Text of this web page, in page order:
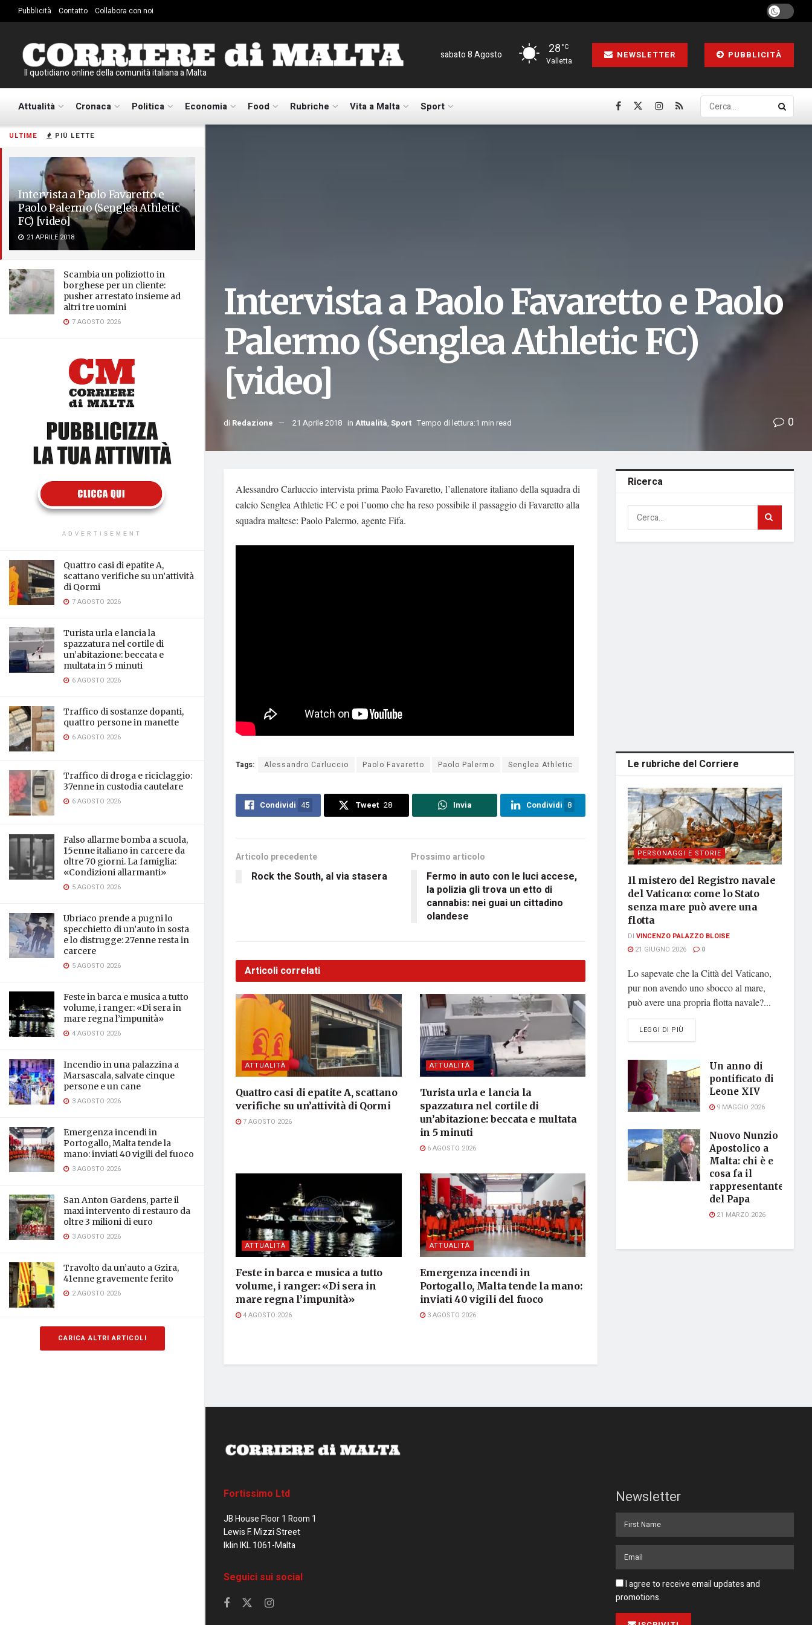
ULTIME PIÙ LETTE
Intervista a Paolo Favaretto e
Paolo Palermo (Senglea Athletic
FC) [video]
21 APRILE 2018
Scambia un poliziotto in
borghese per un cliente:
pusher arrestato insieme ad
altri tre uomini
7 AGOSTO 2026
ADVERTISEMENT
Quattro casi di epatite A,
scattano verifiche su un’attività
di Qormi
7 AGOSTO 2026
Turista urla e lancia la
spazzatura nel cortile di
un’abitazione: beccata e
multata in 5 minuti
6 AGOSTO 2026
Traffico di sostanze dopanti,
quattro persone in manette
6 AGOSTO 2026
Traffico di droga e riciclaggio:
37enne in custodia cautelare
6 AGOSTO 2026
Falso allarme bomba a scuola,
15enne italiano in carcere da
oltre 70 giorni. La famiglia:
«Condizioni allarmanti»
5 AGOSTO 2026
Ubriaco prende a pugni lo
specchietto di un’auto in sosta
e lo distrugge: 27enne resta in
carcere
5 AGOSTO 2026
Feste in barca e musica a tutto
volume, i ranger: «Di sera in
mare regna l’impunità»
4 AGOSTO 2026
Incendio in una palazzina a
Marsascala, salvate cinque
persone e un cane
3 AGOSTO 2026
Emergenza incendi in
Portogallo, Malta tende la
mano: inviati 40 vigili del fuoco
3 AGOSTO 2026
San Anton Gardens, parte il
maxi intervento di restauro da
oltre 3 milioni di euro
3 AGOSTO 2026
Travolto da un’auto a Gzira,
41enne gravemente ferito
2 AGOSTO 2026
CARICA ALTRI ARTICOLI
Pubblicità Contatto Collabora con noi
Il quotidiano online della comunità italiana a Malta
sabato 8 Agosto 28°C
Valletta
NEWSLETTER PUBBLICITÀ
Attualità Cronaca Politica Economia Food Rubriche Vita a Malta Sport
Intervista a Paolo Favaretto e Paolo
Palermo (Senglea Athletic FC)
[video]
di Redazione 21 Aprile 2018 in Attualità, Sport Tempo di lettura:1 min read 0
Alessandro Carluccio intervista prima Paolo Favaretto, l’allenatore italiano della squadra di
calcio Senglea Athletic FC e poi l’uomo che ha reso possibile il passaggio di Favaretto alla
squadra maltese: Paolo Palermo, agente Fifa.
Tags: Alessandro Carluccio Paolo Favaretto Paolo Palermo Senglea Athletic
Condividi 45 Tweet 28 Invia Condividi 8
Articolo precedente
Rock the South, al via stasera
Prossimo articolo
Fermo in auto con le luci accese,
la polizia gli trova un etto di
cannabis: nei guai un cittadino
olandese
Articoli correlati
ATTUALITÀ
Quattro casi di epatite A, scattano
verifiche su un’attività di Qormi
7 AGOSTO 2026
ATTUALITÀ
Turista urla e lancia la
spazzatura nel cortile di
un’abitazione: beccata e multata
in 5 minuti
6 AGOSTO 2026
ATTUALITÀ
Feste in barca e musica a tutto
volume, i ranger: «Di sera in
mare regna l’impunità»
4 AGOSTO 2026
ATTUALITÀ
Emergenza incendi in
Portogallo, Malta tende la mano:
inviati 40 vigili del fuoco
3 AGOSTO 2026
Ricerca
Le rubriche del Corriere
PERSONAGGI E STORIE
Il mistero del Registro navale
del Vaticano: come lo Stato
senza mare può avere una
flotta
DI VINCENZO PALAZZO BLOISE
21 GIUGNO 2026
0
Lo sapevate che la Città del Vaticano,
pur non avendo uno sbocco al mare,
può avere una propria flotta navale?...
LEGGI DI PIÙ
Un anno di
pontificato di
Leone XIV
9 MAGGIO 2026
Nuovo Nunzio
Apostolico a
Malta: chi è e
cosa fa il
rappresentante
del Papa
21 MARZO 2026
Fortissimo Ltd
JB House Floor 1 Room 1
Lewis F. Mizzi Street
Iklin IKL 1061-Malta
Seguici sui social
Newsletter
I agree to receive email updates and
promotions.